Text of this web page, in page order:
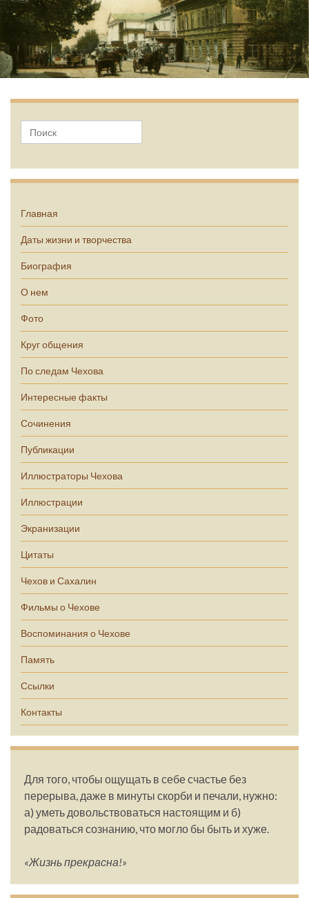
Главная
Даты жизни и творчества
Биография
О нем
Фото
Круг общения
По следам Чехова
Интересные факты
Сочинения
Публикации
Иллюстраторы Чехова
Иллюстрации
Экранизации
Цитаты
Чехов и Сахалин
Фильмы о Чехове
Воспоминания о Чехове
Память
Ссылки
Контакты
Для того, чтобы ощущать в себе счастье без
перерыва, даже в минуты скорби и печали, нужно:
а) уметь довольствоваться настоящим и б)
радоваться сознанию, что могло бы быть и хуже.
«Жизнь прекрасна!»